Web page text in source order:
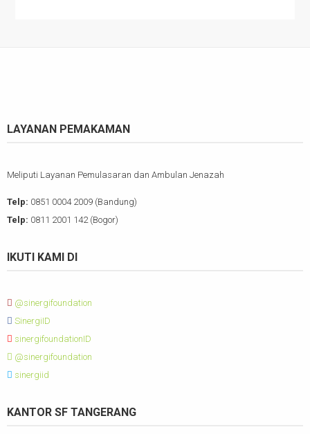
LAYANAN PEMAKAMAN
Meliputi Layanan Pemulasaran dan Ambulan Jenazah
Telp: 0851 0004 2009 (Bandung)
Telp: 0811 2001 142 (Bogor)
IKUTI KAMI DI
@sinergifoundation
SinergiID
sinergifoundationID
@sinergifoundation
sinergiid
KANTOR SF TANGERANG